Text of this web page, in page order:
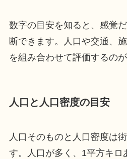
数字の目安を知ると、感覚
断できます。人口や交通、
を組み合わせて評価するのが
人口と人口密度の目安
人口そのものと人口密度は
す。人口が多く、1平方キロ